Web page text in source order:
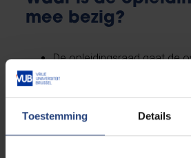
Toestemming Details
mee bezig?
De opleidingsraad gaat de
middelbare school naar de
begeleiden door een aantal
passen. Op deze manier
studielastin dit semester